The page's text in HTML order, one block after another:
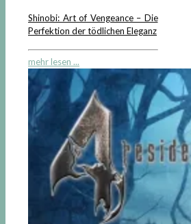
Shinobi: Art of Vengeance – Die
Perfektion der tödlichen Eleganz
mehr lesen ...